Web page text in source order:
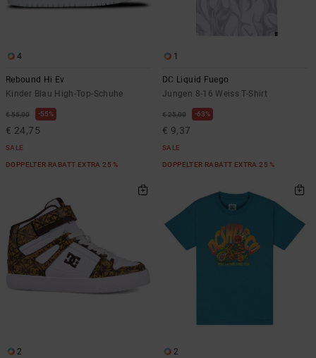
4
Rebound Hi Ev
Kinder Blau High-Top-Schuhe
€ 55,00 55%
€ 24,75
SALE
DOPPELTER RABATT EXTRA 25 %
1
DC Liquid Fuego
Jungen 8-16 Weiss T-Shirt
€ 25,00 63%
€ 9,37
SALE
DOPPELTER RABATT EXTRA 25 %
2 2